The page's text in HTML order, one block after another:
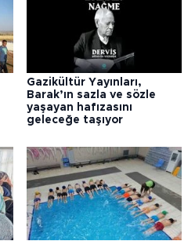
Gazikültür Yayınları,
Barak’ın sazla ve sözle
yaşayan hafızasını
geleceğe taşıyor